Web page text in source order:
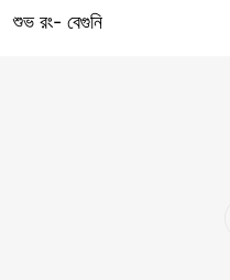
শুভ রং- বেগুনি